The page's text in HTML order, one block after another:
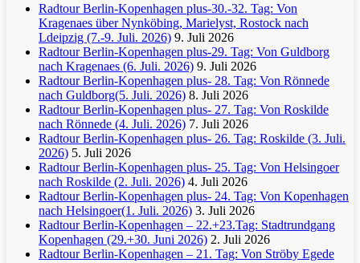
Radtour Berlin-Kopenhagen plus-30.-32. Tag: Von
Kragenaes über Nynköbing, Marielyst, Rostock nach
Ldeipzig (7.-9. Juli. 2026) 9. Juli 2026
Radtour Berlin-Kopenhagen plus-29. Tag: Von Guldborg
nach Kragenaes (6. Juli. 2026) 9. Juli 2026
Radtour Berlin-Kopenhagen plus- 28. Tag: Von Rönnede
nach Guldborg(5. Juli. 2026) 8. Juli 2026
Radtour Berlin-Kopenhagen plus- 27. Tag: Von Roskilde
nach Rönnede (4. Juli. 2026) 7. Juli 2026
Radtour Berlin-Kopenhagen plus- 26. Tag: Roskilde (3. Juli.
2026) 5. Juli 2026
Radtour Berlin-Kopenhagen plus- 25. Tag: Von Helsingoer
nach Roskilde (2. Juli. 2026) 4. Juli 2026
Radtour Berlin-Kopenhagen plus- 24. Tag: Von Kopenhagen
nach Helsingoer(1. Juli. 2026) 3. Juli 2026
Radtour Berlin-Kopenhagen – 22.+23.Tag: Stadtrundgang
Kopenhagen (29.+30. Juni 2026) 2. Juli 2026
Radtour Berlin-Kopenhagen – 21. Tag: Von Ströby Egede